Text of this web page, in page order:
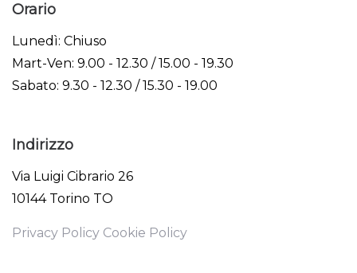
Orario
Lunedì: Chiuso
Mart-Ven: 9.00 - 12.30 / 15.00 - 19.30
Sabato: 9.30 - 12.30 / 15.30 - 19.00
Indirizzo
Via Luigi Cibrario 26
10144 Torino TO
Privacy Policy Cookie Policy